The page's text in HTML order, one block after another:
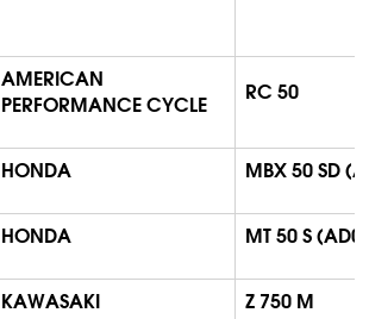
AMERICAN
PERFORMANCE CYCLE
RC 50
HONDA MBX 50 SD
HONDA MT 50 S
KAWASAKI Z 750 M